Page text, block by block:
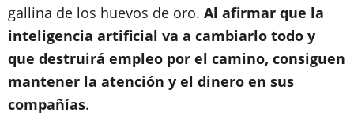
gallina de los huevos de oro. Al afirmar que la
inteligencia artificial va a cambiarlo todo y
que destruirá empleo por el camino, consiguen
mantener la atención y el dinero en sus
compañías.